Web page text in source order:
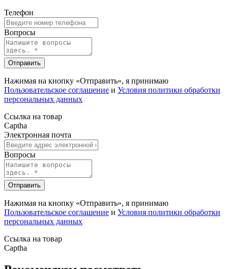
Телефон
Вопросы
Отправить
Нажимая на кнопку «Отправить», я принимаю
Пользовательское соглашение и Условия политики обработки
персональных данных
Ссылка на товар
Captha
Электронная почта
Вопросы
Отправить
Нажимая на кнопку «Отправить», я принимаю
Пользовательское соглашение и Условия политики обработки
персональных данных
Ссылка на товар
Captha